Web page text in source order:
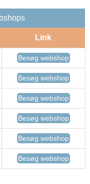
Link
Besøg webshop
Besøg webshop
Besøg webshop
Besøg webshop
Besøg webshop
Besøg webshop